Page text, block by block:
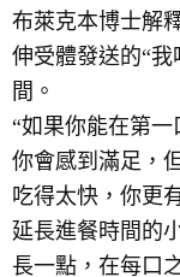
布萊克本博士解
伸受體發送的“
間。
“如果你能在第一
你會感到滿足，
吃得太快，你更
延長進餐時間的
長一點，在每口